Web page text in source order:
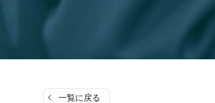
一覧に戻る